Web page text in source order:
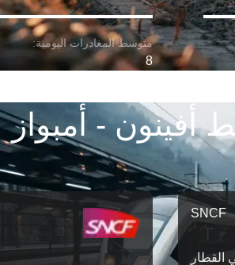
8
أفينون - أمبواز
SNCF
القطار